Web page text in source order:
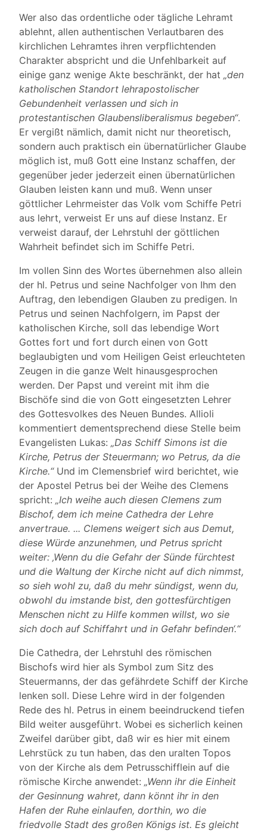
Wer also das ordentliche oder tägliche Lehramt
ablehnt, allen authentischen Verlautbaren des
kirchlichen Lehramtes ihren verpflichtenden
Charakter abspricht und die Unfehlbarkeit auf
einige ganz wenige Akte beschränkt, der hat „den
katholischen Standort lehrapostolischer
Gebundenheit verlassen und sich in
protestantischen Glaubensliberalismus begeben“.
Er vergißt nämlich, damit nicht nur theoretisch,
sondern auch praktisch ein übernatürlicher Glaube
möglich ist, muß Gott eine Instanz schaffen, der
gegenüber jeder jederzeit einen übernatürlichen
Glauben leisten kann und muß. Wenn unser
göttlicher Lehrmeister das Volk vom Schiffe Petri
aus lehrt, verweist Er uns auf diese Instanz. Er
verweist darauf, der Lehrstuhl der göttlichen
Wahrheit befindet sich im Schiffe Petri.
Im vollen Sinn des Wortes übernehmen also allein
der hl. Petrus und seine Nachfolger von Ihm den
Auftrag, den lebendigen Glauben zu predigen. In
Petrus und seinen Nachfolgern, im Papst der
katholischen Kirche, soll das lebendige Wort
Gottes fort und fort durch einen von Gott
beglaubigten und vom Heiligen Geist erleuchteten
Zeugen in die ganze Welt hinausgesprochen
werden. Der Papst und vereint mit ihm die
Bischöfe sind die von Gott eingesetzten Lehrer
des Gottesvolkes des Neuen Bundes. Allioli
kommentiert dementsprechend diese Stelle beim
Evangelisten Lukas: „Das Schiff Simons ist die
Kirche, Petrus der Steuermann; wo Petrus, da die
Kirche.“Und im Clemensbrief wird berichtet, wie
der Apostel Petrus bei der Weihe des Clemens
spricht: „Ich weihe auch diesen Clemens zum
Bischof, dem ich meine Cathedra der Lehre
anvertraue. ... Clemens weigert sich aus Demut,
diese Würde anzunehmen, und Petrus spricht
weiter: ‚Wenn du die Gefahr der Sünde fürchtest
und die Waltung der Kirche nicht auf dich nimmst,
so sieh wohl zu, daß du mehr sündigst, wenn du,
obwohl du imstande bist, den gottesfürchtigen
Menschen nicht zu Hilfe kommen willst, wo sie
sich doch auf Schiffahrt und in Gefahr befinden‘.“
Die Cathedra, der Lehrstuhl des römischen
Bischofs wird hier als Symbol zum Sitz des
Steuermanns, der das gefährdete Schiff der Kirche
lenken soll. Diese Lehre wird in der folgenden
Rede des hl. Petrus in einem beeindruckend tiefen
Bild weiter ausgeführt. Wobei es sicherlich keinen
Zweifel darüber gibt, daß wir es hier mit einem
Lehrstück zu tun haben, das den uralten Topos
von der Kirche als dem Petrusschifflein auf die
römische Kirche anwendet: „Wenn ihr die Einheit
der Gesinnung wahret, dann könnt ihr in den
Hafen der Ruhe einlaufen, dorthin, wo die
friedvolle Stadt des großen Königs ist. Es gleicht